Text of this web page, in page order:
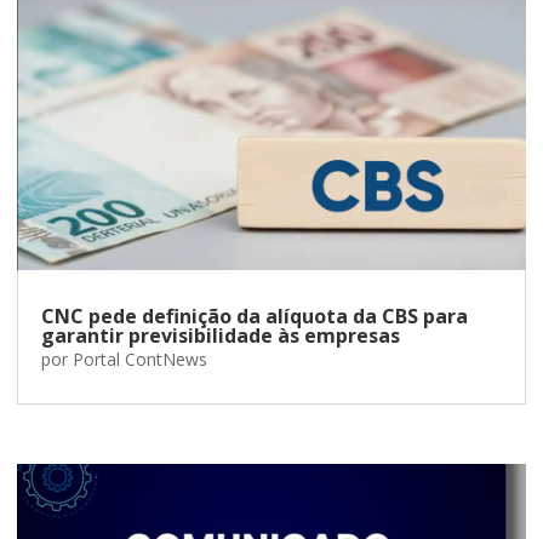
CNC pede definição da alíquota da CBS para
garantir previsibilidade às empresas
por Portal ContNews